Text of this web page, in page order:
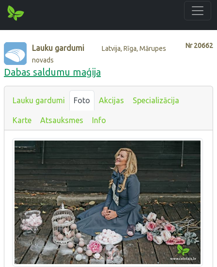
Nr20662
Lauku gardumi
Latvija, Rīga, Mārupes
novads
Dabas saldumu maģija
Lauku gardumi Foto Akcijas Specializācija
Karte Atsauksmes Info